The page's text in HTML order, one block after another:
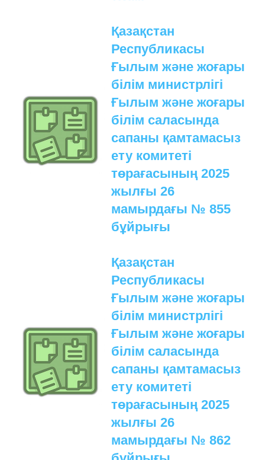
Қазақстан
Республикасы
Ғылым және жоғары
білім министрлігі
Ғылым және жоғары
білім саласында
сапаны қамтамасыз
ету комитеті
төрағасының 2025
жылғы 26
мамырдағы № 855
бұйрығы
Қазақстан
Республикасы
Ғылым және жоғары
білім министрлігі
Ғылым және жоғары
білім саласында
сапаны қамтамасыз
ету комитеті
төрағасының 2025
жылғы 26
мамырдағы № 862